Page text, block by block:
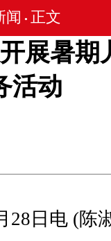
闻 • 正文
展暑期
活动
日电 (陈